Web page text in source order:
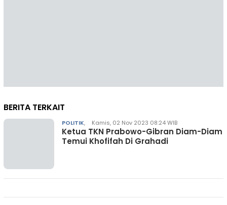
BERITA TERKAIT
POLITIK, Kamis, 02 Nov 2023 08:24 WIB
Ketua TKN Prabowo-Gibran Diam-Diam
Temui Khofifah Di Grahadi